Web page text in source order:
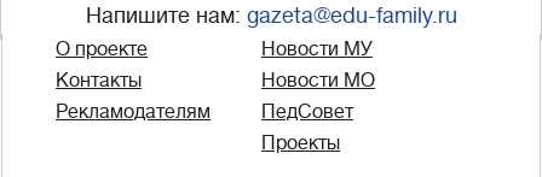
Напишите нам: gazeta@edu-family.ru
О проекте
Контакты
Рекламодателям
Новости МУ
Новости МО
ПедСовет
Проекты